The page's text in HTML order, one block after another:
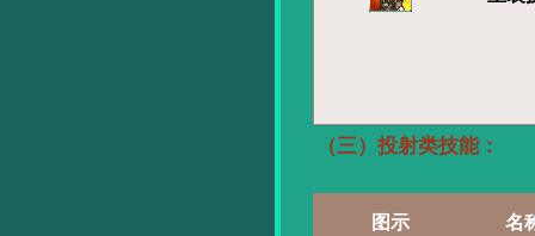
（三）投射类技能：
图示 名